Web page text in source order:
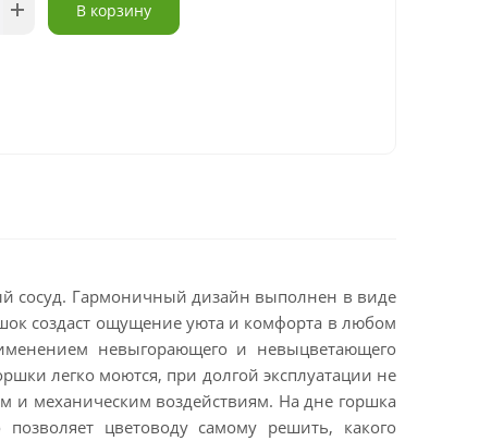
В корзину
сосуд. Гармоничный дизайн выполнен в виде
создаст ощущение уюта и комфорта в любом
невыгорающего и невыцветающего
легко моются, при долгой эксплуатации не
и механическим воздействиям. На дне горшка
цветоводу самому решить, какого